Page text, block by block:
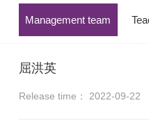
Management team
屈洪英
Release time： 2022-09-22